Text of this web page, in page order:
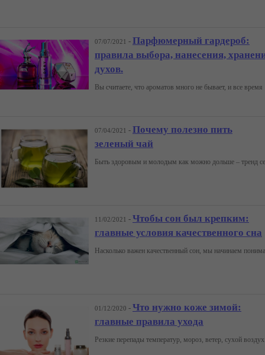
07/07/2021 - Парфюмерный гардероб:
правила выбора, нанесения,
духов.
07/04/2021 - Почему полезно пить
зеленый чай
11/02/2021 - Чтобы сон был крепким:
главные условия качественного сна
01/12/2020 - Что нужно коже зимой:
главные правила ухода